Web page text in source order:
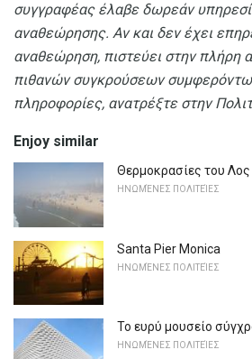
συγγραφέας έλαβε δωρεάν
αναθεώρησης. Αν και δεν έχει
αναθεώρηση, πιστεύει στην
πιθανών συγκρούσεων
πληροφορίες, ανατρέξτε στην
Enjoy similar
Θερμοκρασίες του
ΗΝΩΜΈΝΕΣ ΠΟΛΙΤΕΊΕΣ
Santa Pier Monica
ΗΝΩΜΈΝΕΣ ΠΟΛΙΤΕΊΕΣ
Το ευρύ μουσείο
ΗΝΩΜΈΝΕΣ ΠΟΛΙΤΕΊΕΣ